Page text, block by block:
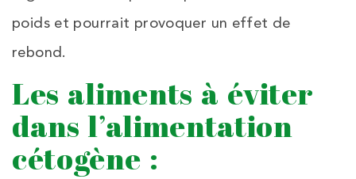
poids et pourrait provoquer un effet de
rebond.
Les aliments à éviter
dans l’alimentation
cétogène :